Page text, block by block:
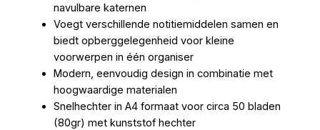
navulbare katernen
Voegt verschillende notitiemiddelen samen en
biedt opberggelegenheid voor kleine
voorwerpen in één organiser
Modern, eenvoudig design in combinatie met
hoogwaardige materialen
Snelhechter in A4 formaat voor circa 50 bladen
(80gr) met kunststof hechter